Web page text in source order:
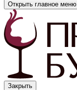
Открыть главное меню
Закрыть